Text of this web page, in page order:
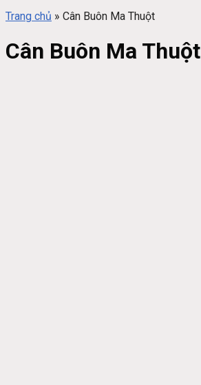
Trang chủ » Cân Buôn Ma Thuột
Cân Buôn Ma Thuột